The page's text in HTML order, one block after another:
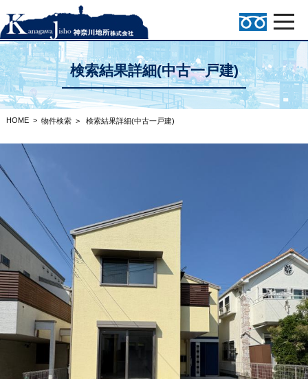
検索結果詳細(中古一戸建)
HOME> 物件検索>検索結果詳細(中古一戸建)